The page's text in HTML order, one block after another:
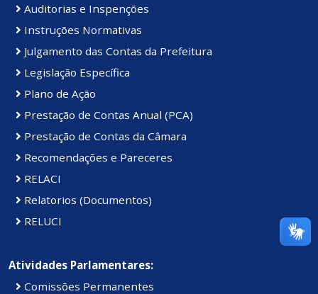
Auditorias e Inspenções
Instruções Normativas
Julgamento das Contas da Prefeitura
Legislação Específica
Plano de Ação
Prestação de Contas Anual (PCA)
Prestação de Contas da Câmara
Recomendações e Pareceres
RELACI
Relatorios (Documentos)
RELUCI
Atividades Parlamentares:
Comissões Permanentes